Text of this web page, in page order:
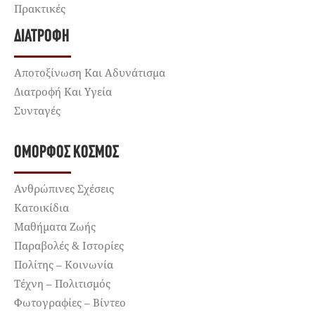
Πρακτικές
ΔΙΑΤΡΟΦΉ
Αποτοξίνωση Και Αδυνάτισμα
Διατροφή Και Υγεία
Συνταγές
ΌΜΟΡΦΟΣ ΚΌΣΜΟΣ
Ανθρώπινες Σχέσεις
Κατοικίδια
Μαθήματα Ζωής
Παραβολές & Ιστορίες
Πολίτης – Κοινωνία
Τέχνη – Πολιτισμός
Φωτογραφίες – Βίντεο